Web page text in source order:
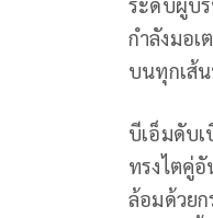
ระดับผู้บ
กำลังมอ
บนทุกเส้
บีเอ็มดับ
ทรงไตคู่
ล้อมด้วยก